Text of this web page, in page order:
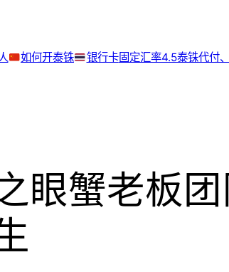
如何开泰铢 银行卡固定汇率4.5泰铢代付
眼蟹老板